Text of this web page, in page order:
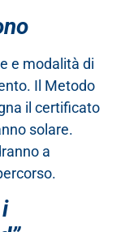
e modalità di
Il Metodo
il certificato
solare.
a